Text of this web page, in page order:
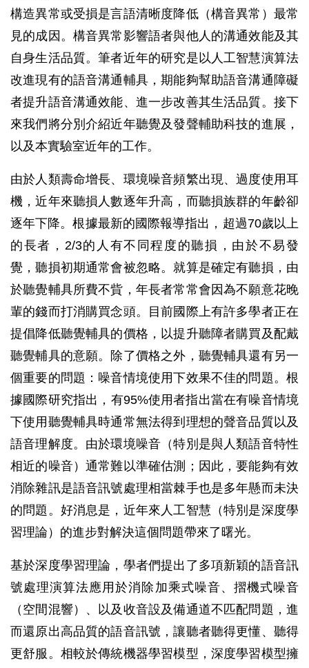
構造異常或受損是言語清晰度降低（構音異常）最常
見的成因。構音異常影響語者與他人的溝通效能及其
自身生活品質。筆者近年的研究是以人工智慧演算法
改進現有的語音溝通輔具，期能夠幫助語音溝通障礙
者提升語音溝通效能、進一步改善其生活品質。接下
來我們將分別介紹近年聽覺及發聲輔助科技的進展，
以及本實驗室近年的工作。
由於人類壽命增長、環境噪音頻繁出現、過度使用耳
機，近年來聽損人數逐年升高，而聽損族群的年齡卻
逐年下降。根據最新的國際報導指出，超過70歲以上
的長者，2/3的人有不同程度的聽損，由於不易發
覺，聽損初期通常會被忽略。就算是確定有聽損，由
於聽覺輔具所費不貲，年長者常常會因為不願意花晚
輩的錢而打消購買念頭。目前國際上有許多學者正在
提倡降低聽覺輔具的價格，以提升聽障者購買及配戴
聽覺輔具的意願。除了價格之外，聽覺輔具還有另一
個重要的問題：噪音情境使用下效果不佳的問題。根
據國際研究指出，有95%使用者指出當在有噪音情境
下使用聽覺輔具時通常無法得到理想的聲音品質以及
語音理解度。由於環境噪音（特別是與人類語音特性
相近的噪音）通常難以準確估測；因此，要能夠有效
消除雜訊是語音訊號處理相當棘手也是多年懸而未決
的問題。好消息是，近年來人工智慧（特別是深度學
習理論）的進步對解決這個問題帶來了曙光。
基於深度學習理論，學者們提出了多項新穎的語音訊
號處理演算法應用於消除加乘式噪音、摺機式噪音
（空間混響）、以及收音設及備通道不匹配問題，進
而還原出高品質的語音訊號，讓聽者聽得更懂、聽得
更舒服。相較於傳統機器學習模型，深度學習模型擁